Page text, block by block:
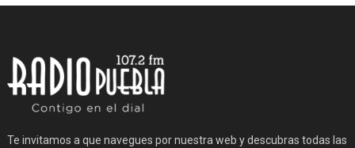
Te invitamos a que navegues por nuestra web y descubras todas las